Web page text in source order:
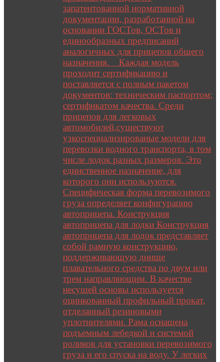
запатентованной нормативной
документации, разработанной на
основании ГОСТов, ОСТов и
единообразных предписаний
аналогичных для прицепов общего
назначения. Каждая модель
проходит сертификацию и
поставляется с полным пакетом
документов: техническим паспортом;
сертификатом качества. Среди
прицепов для легковых
автомобилей,существуют
узкоспециализированые модели для
перевозки водного транспорта, в том
числе лодок разных размеров. Это
единственное назначение, для
которого они используются.
Специфическая форма перевозимого
груза определяет конфигурацию
автоприцепа. Конструкция
автоприцепа для лодки Конструкция
автоприцепа для лодок представляет
собой рамную конструкцию,
поддерживающую днище
плавательного средства по двум или
трем направляющим. В качестве
несущей основы используется
оцинкованный профильный прокат,
отделанный резиновыми
уплотнителями. Рама оснащена
подъемным лебедкой и системой
роликов для установки перевозимого
груза и его спуска на воду. У легких